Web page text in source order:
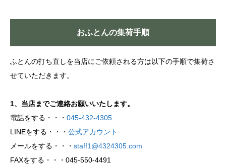
おふとんの集荷手順
ふとんの打ち直しを当店にご依頼される方は以下の手順で集荷さ
せていただきます。
1、当店までご連絡お願いいたします。
電話をする・・・ 045-432-4305
LINEをする・・・ 公式アカウント
メールをする・・・ staff1@4324305.com
FAXをする・・・045-550-4491